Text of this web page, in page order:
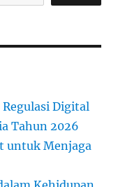
Regulasi Digital
Tahun 2026
untuk Menjaga